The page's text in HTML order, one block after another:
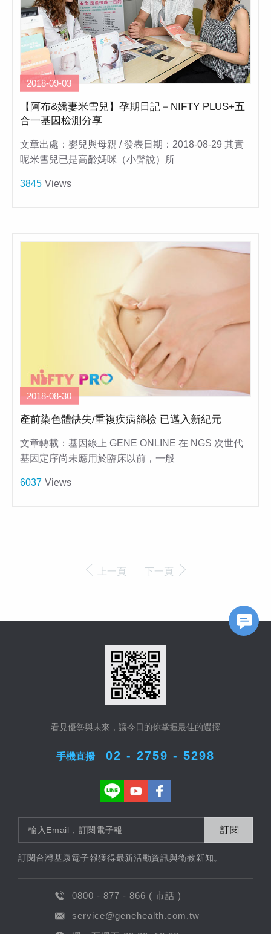
2018-09-03
【阿布&嬌妻米雪兒】孕期日記－NIFTY PLUS+五
合一基因檢測分享
文章出處：嬰兒與母親 / 發表日期：2018-08-29 其實
呢米雪兒已是高齡媽咪（小聲說）所
3845 Views
2018-08-30
產前染色體缺失/重複疾病篩檢 已邁入新紀元
文章轉載：基因線上 GENE ONLINE 在 NGS 次世代
基因定序尚未應用於臨床以前，一般
6037 Views
上一頁 下一頁
FB Messageer
0800 - 877 - 866 ( 市話 )
service@genehealth.com.tw
看見優勢與未來，讓今日的你掌握最佳的選擇
手機直撥 02 - 2759 - 5298
訂閱
訂閱台灣基康電子報獲得最新活動資訊與衛教新知。